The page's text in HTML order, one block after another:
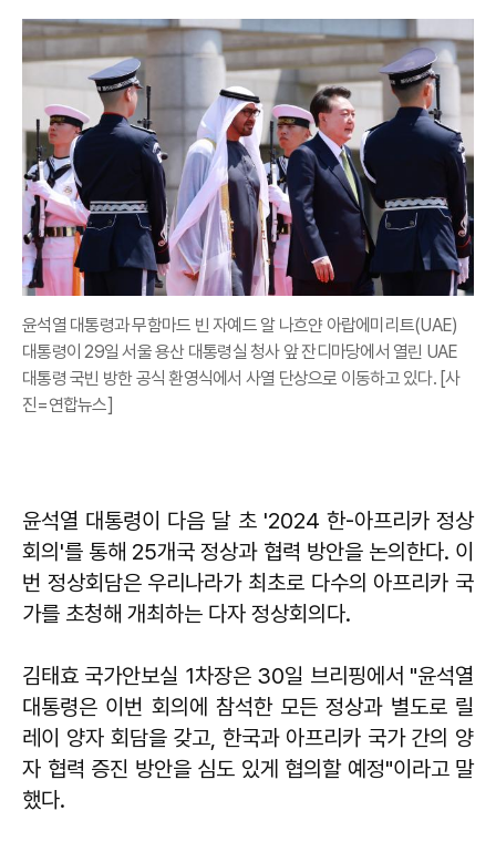
윤석열 대통령과 무함마드 빈 자예드 알 나흐얀 아랍에미리트(UAE)
대통령이 29일 서울 용산 대통령실 청사 앞 잔디마당에서 열린 UAE
대통령 국빈 방한 공식 환영식에서 사열 단상으로 이동하고 있다. [사
진=연합뉴스]
윤석열 대통령이 다음 달 초 '2024 한-아프리카 정상
회의'를 통해 25개국 정상과 협력 방안을 논의한다. 이
번 정상회담은 우리나라가 최초로 다수의 아프리카 국
가를 초청해 개최하는 다자 정상회의다.
김태효 국가안보실 1차장은 30일 브리핑에서 "윤석열
대통령은 이번 회의에 참석한 모든 정상과 별도로 릴
레이 양자 회담을 갖고, 한국과 아프리카 국가 간의 양
자 협력 증진 방안을 심도 있게 협의할 예정"이라고 말
했다.